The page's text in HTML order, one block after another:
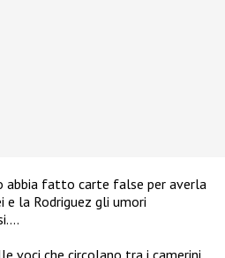
abbia fatto carte false per averla
la Rodriguez gli umori
voci che circolano tra i camerini